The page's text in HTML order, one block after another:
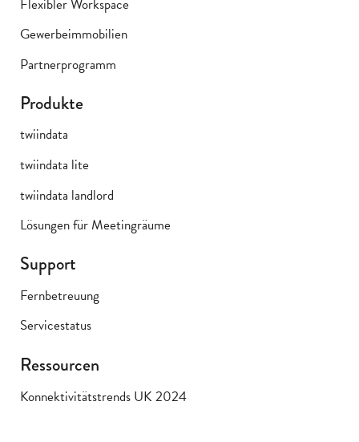
Flexibler Workspace
Gewerbeimmobilien
Partnerprogramm
Produkte
twiindata
twiindata lite
twiindata landlord
Lösungen für Meetingräume
Support
Fernbetreuung
Servicestatus
Ressourcen
Konnektivitätstrends UK 2024